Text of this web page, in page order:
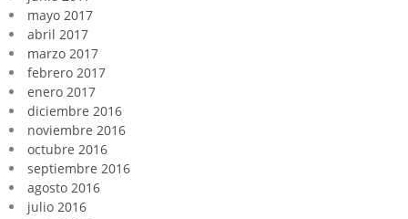
mayo 2017
abril 2017
marzo 2017
febrero 2017
enero 2017
diciembre 2016
noviembre 2016
octubre 2016
septiembre 2016
agosto 2016
julio 2016